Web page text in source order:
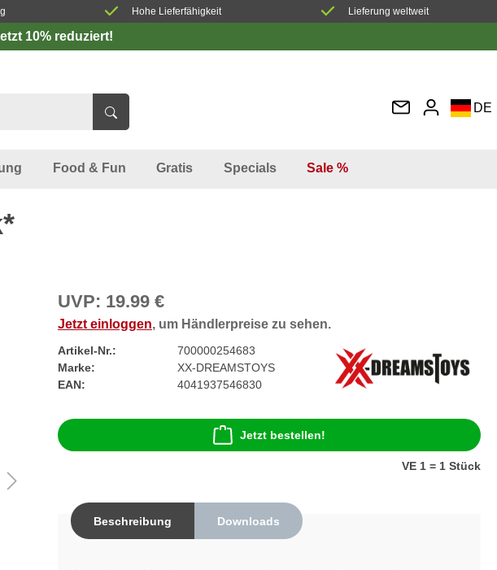
Hohe Lieferfähigkeit Lieferung weltweit
10% reduziert!
DE
Food & Fun Gratis Specials Sale %
UVP: 19.99 €
Jetzt einloggen, um Händlerpreise zu sehen.
Artikel-Nr.:
700000254683
Marke:
XX-DREAMSTOYS
EAN:
4041937546830
Jetzt bestellen!
VE 1 = 1 Stück
Beschreibung Downloads